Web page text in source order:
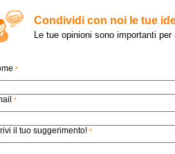
Condividi con noi le tue
Le tue opinioni sono importanti
*
*
il tuo suggerimento! *